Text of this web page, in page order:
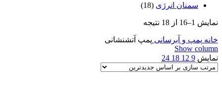
سمنان انرژی (18)
نمایش 1–16 از 18 نتیجه
latest
خانه پمپ و آبرسانی پمپ آتشنشانی
Show column
نمایش 9
12
18
24